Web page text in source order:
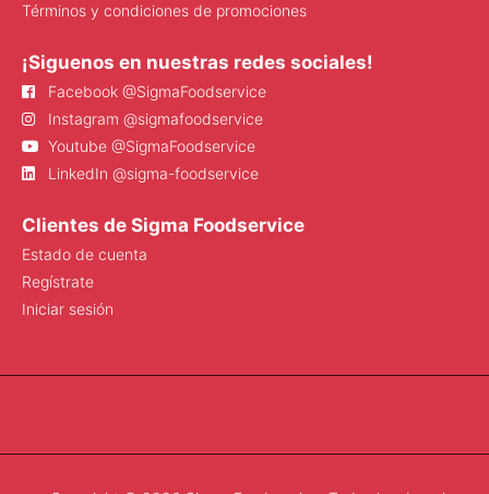
Términos y condiciones de promociones
¡Siguenos en nuestras redes sociales!
Facebook @SigmaFoodservice
Instagram @sigmafoodservice
Youtube @SigmaFoodservice
LinkedIn @sigma-foodservice
Clientes de Sigma Foodservice
Estado de cuenta
Regístrate
Iniciar sesión